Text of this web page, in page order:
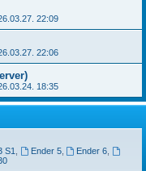
22:09
22:06
18:35
S1 Ender 5, Ender 6